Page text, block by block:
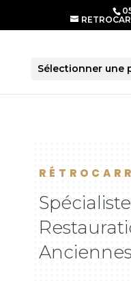
Sélectionner une
Anciennes